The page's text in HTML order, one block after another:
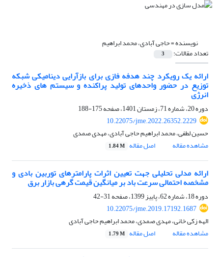
نویسنده =حاجی آبادی، محمد ابراهیم
تعداد مقالات: 3
ارائه یک رویکرد چند هدفه فازی برای بازآرایی دینامیکی شبکه
توزیع در حضور واحدهای تولید پراکنده و سیستم های ذخیره
انرژی
دوره 20، شماره 71، زمستان 1401، صفحه
175-188
10.22075/jme.2022.26352.2229
حسین لطفی، محمد ابراهیم حاجی آبادی، مهدی صمدی
مشاهده مقاله
اصل مقاله 1.84 M
ارائه مدلی تحلیلی جهت تعیین اثرات پارامترهای توربین بادی و
مشخصه احتمالی سرعت باد بر میانگین قیمت گرهی بازار برق
دوره 18، شماره 62، پاییز 1399، صفحه
31-42
10.22075/jme.2019.17192.1687
الهه زکی خانی، مهدی صمدی، محمد ابراهیم حاجی آبادی
مشاهده مقاله
اصل مقاله 1.79 M